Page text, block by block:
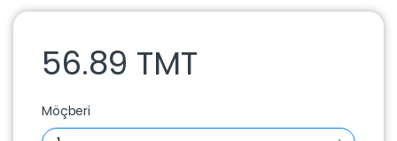
56.89 TMT
Möçberi